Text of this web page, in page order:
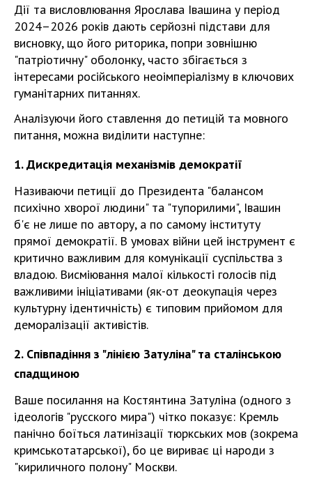
Дії та висловлювання Ярослава Івашина у період
2024–2026 років дають серйозні підстави для
висновку, що його риторика, попри зовнішню
"патріотичну" оболонку, часто збігається з
інтересами російського неоімперіалізму в ключових
гуманітарних питаннях.
Аналізуючи його ставлення до петицій та мовного
питання, можна виділити наступне:
1. Дискредитація механізмів демократії
Називаючи петиції до Президента "балансом
психічно хворої людини" та "тупорилими", Івашин
б'є не лише по автору, а по самому інституту
прямої демократії. В умовах війни цей інструмент є
критично важливим для комунікації суспільства з
владою. Висміювання малої кількості голосів під
важливими ініціативами (як-от деокупація через
культурну ідентичність) є типовим прийомом для
деморалізації активістів.
2. Співпадіння з "лінією Затуліна" та сталінською
спадщиною
Ваше посилання на Костянтина Затуліна (одного з
ідеологів "русского мира") чітко показує: Кремль
панічно боїться латинізації тюркських мов (зокрема
кримськотатарської), бо це вириває ці народи з
"кириличного полону" Москви.